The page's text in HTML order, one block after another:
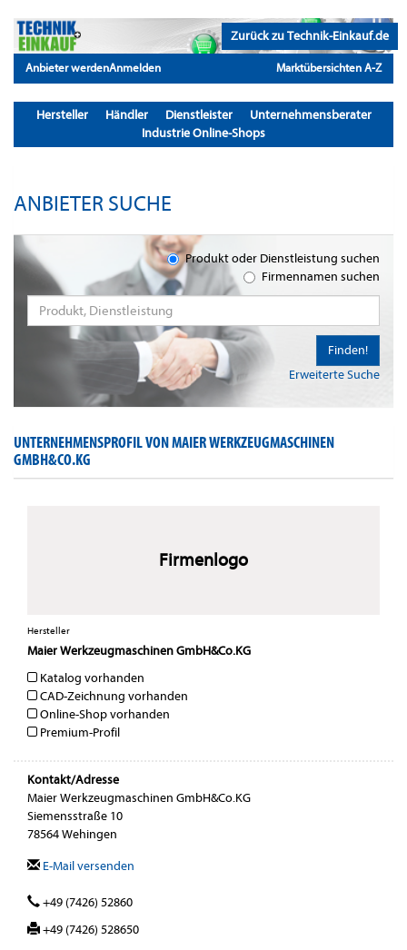
Zurück zu Technik-Einkauf.de
Anbieter werdenAnmelden Marktübersichten A-Z
Hersteller Händler Dienstleister
Unternehmensberater
Industrie Online-Shops
ANBIETER SUCHE
Produkt oder Dienstleistung suchen
Firmennamen suchen
Erweiterte Suche
Finden!
UNTERNEHMENSPROFIL VON MAIER WERKZEUGMASCHINEN
GMBH&CO.KG
Firmenlogo
Hersteller
Maier Werkzeugmaschinen GmbH&Co.KG
Katalog vorhanden
CAD-Zeichnung vorhanden
Online-Shop vorhanden
Premium-Profil
Kontakt/Adresse
Maier Werkzeugmaschinen GmbH&Co.KG
Siemensstraße 10
78564 Wehingen
E-Mail versenden
+49 (7426) 52860
+49 (7426) 528650